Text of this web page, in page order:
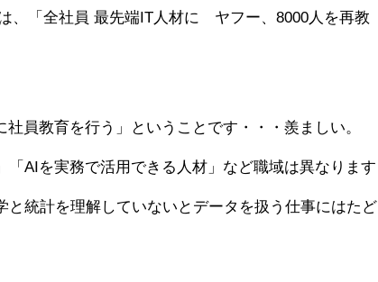
、「全社員 最先端IT人材に ヤフー、8000人を再教
員教育を行う」ということです・・・羨ましい。
「AIを実務で活用できる人材」など職域は異なります
統計を理解していないとデータを扱う仕事にはたど